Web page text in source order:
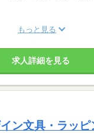
もっと見る
求人詳細を見る
ン文具・ラッ